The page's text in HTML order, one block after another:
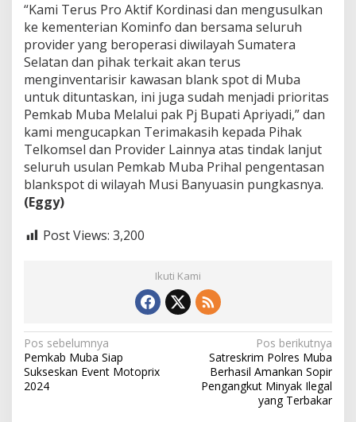
“Kami Terus Pro Aktif Kordinasi dan mengusulkan
ke kementerian Kominfo dan bersama seluruh
provider yang beroperasi diwilayah Sumatera
Selatan dan pihak terkait akan terus
menginventarisir kawasan blank spot di Muba
untuk dituntaskan, ini juga sudah menjadi prioritas
Pemkab Muba Melalui pak Pj Bupati Apriyadi,” dan
kami mengucapkan Terimakasih kepada Pihak
Telkomsel dan Provider Lainnya atas tindak lanjut
seluruh usulan Pemkab Muba Prihal pengentasan
blankspot di wilayah Musi Banyuasin pungkasnya.
(Eggy)
Post Views: 3,200
Ikuti Kami
N
a
v
Pos sebelumnya
Pemkab Muba Siap
Sukseskan Event Motoprix
2024
Pos berikutnya
Satreskrim Polres Muba
Berhasil Amankan Sopir
Pengangkut Minyak Ilegal
yang Terbakar